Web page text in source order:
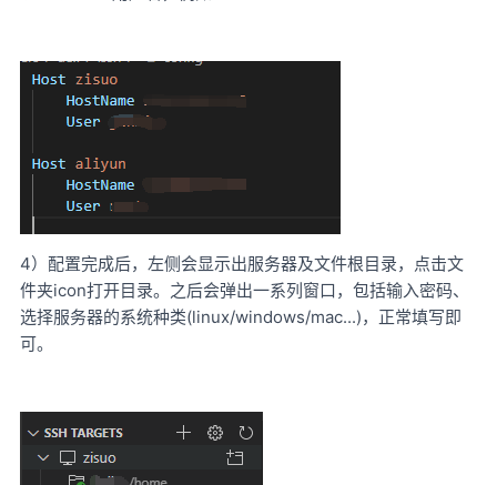
4）配置完成后，左侧会显示出服务器及文件根目录，点击文
件夹icon打开目录。之后会弹出一系列窗口，包括输入密码、
选择服务器的系统种类(linux/windows/mac...)，正常填写即
可。